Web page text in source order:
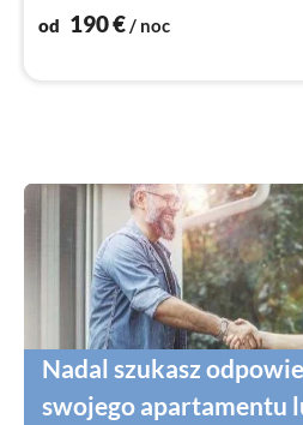
od 190€/ noc
Nadal szukasz
swojego apartamentu